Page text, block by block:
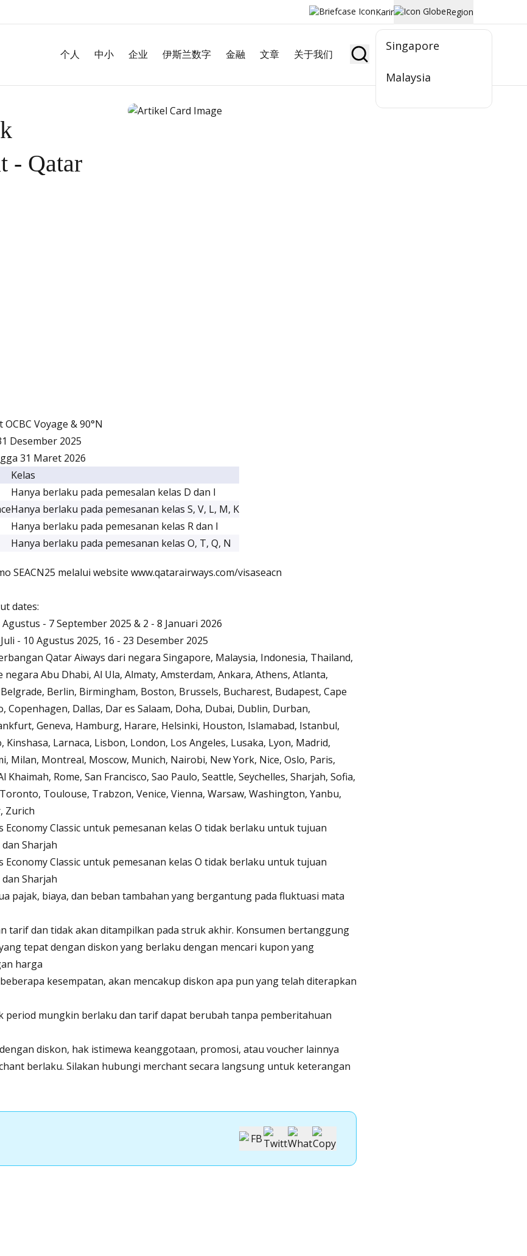
Karir Region
Singapore
Malaysia
个人 中小 企业 伊斯兰数字 金融 文章 关于我们 Jadi Nasabah
- Qatar
Voyage & 90°N
Desember 2025
31 Maret 2026
Kelas
Hanya berlaku pada pemesalan kelas D dan I
Hanya berlaku pada pemesanan kelas S, V, L, M, K
Hanya berlaku pada pemesanan kelas R dan I
Hanya berlaku pada pemesanan kelas O, T, Q, N
SEACN25 melalui website www.qatarairways.com/visaseacn
dates:
- 7 September 2025 & 2 - 8 Januari 2026
- 10 Agustus 2025, 16 - 23 Desember 2025
Qatar Aiways dari negara Singapore, Malaysia, Indonesia, Thailand,
Abu Dhabi, Al Ula, Almaty, Amsterdam, Ankara, Athens, Atlanta,
Berlin, Birmingham, Boston, Brussels, Bucharest, Budapest, Cape
Copenhagen, Dallas, Dar es Salaam, Doha, Dubai, Dublin, Durban,
Geneva, Hamburg, Harare, Helsinki, Houston, Islamabad, Istanbul,
Kinshasa, Larnaca, Lisbon, London, Los Angeles, Lusaka, Lyon, Madrid,
Milan, Montreal, Moscow, Munich, Nairobi, New York, Nice, Oslo, Paris,
Khaimah, Rome, San Francisco, Sao Paulo, Seattle, Seychelles, Sharjah, Sofia,
Toulouse, Trabzon, Venice, Vienna, Warsaw, Washington, Yanbu,
Zurich
Economy Classic untuk pemesanan kelas O tidak berlaku untuk tujuan
Sharjah
Economy Classic untuk pemesanan kelas O tidak berlaku untuk tujuan
Sharjah
pajak, biaya, dan beban tambahan yang bergantung pada fluktuasi mata
tarif dan tidak akan ditampilkan pada struk akhir. Konsumen bertanggung
tepat dengan diskon yang berlaku dengan mencari kupon yang
harga
kesempatan, akan mencakup diskon apa pun yang telah diterapkan
period mungkin berlaku dan tarif dapat berubah tanpa pemberitahuan
diskon, hak istimewa keanggotaan, promosi, atau voucher lainnya
berlaku. Silakan hubungi merchant secara langsung untuk keterangan